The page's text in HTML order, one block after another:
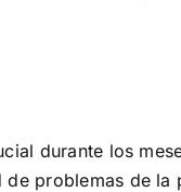
durante los
problemas de